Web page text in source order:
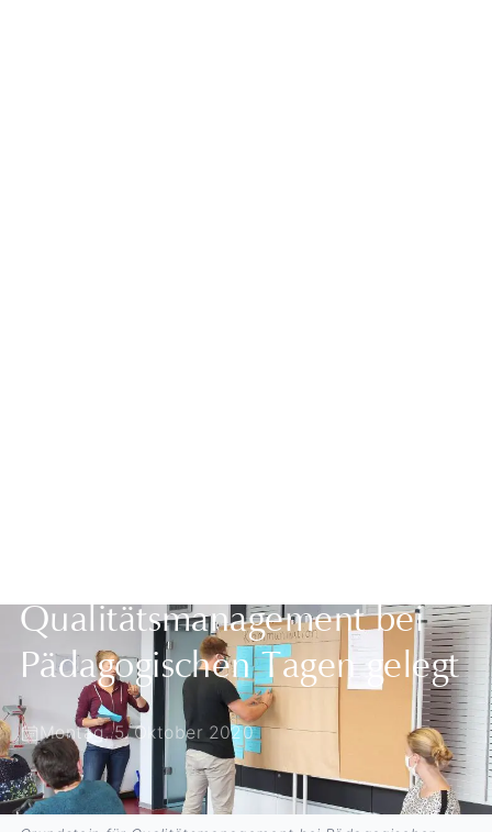
Qualitätsmanagement bei
Pädagogischen Tagen gelegt
Montag, 5. Oktober 2020